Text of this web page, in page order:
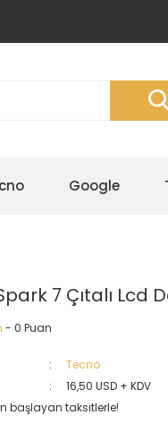
Google
7 Çıtalı Lcd
- 0 Puan
Tecno
16,50 USD + KDV
başlayan taksitlerle!